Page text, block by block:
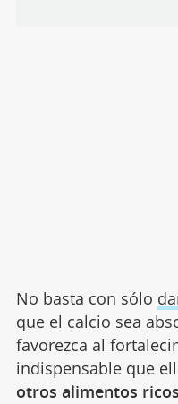
No basta con sólo
que el calcio sea
favorezca al
indispensable que
otros alimentos